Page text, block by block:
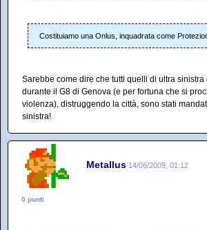
Costituiamo una Onlus, inquadrata come
Sarebbe come dire che tutti quelli di ultra
durante il G8 di Genova (e per fortuna che si
violenza), distruggendo la città, sono stati
sinistra!
Metallus 14/06/2009, 01:12
0 punti